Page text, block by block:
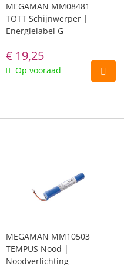
MEGAMAN MM08481
TOTT Schijnwerper |
Energielabel G
€ 19,25
Op vooraad
MEGAMAN MM10503
TEMPUS Nood |
Noodverlichting